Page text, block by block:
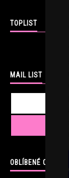
TOPLIST
MAIL LIST
OBLÍBENÉ ODKAZY